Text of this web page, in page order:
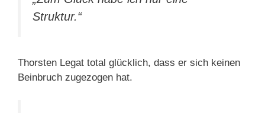
Struktur.“
Thorsten Legat total glücklich, dass er sich keinen
Beinbruch zugezogen hat.